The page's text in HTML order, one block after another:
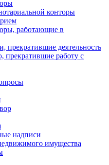
конторы
работающие в
прекратившие деятельность
прекратившие работу с
надписи
имущества